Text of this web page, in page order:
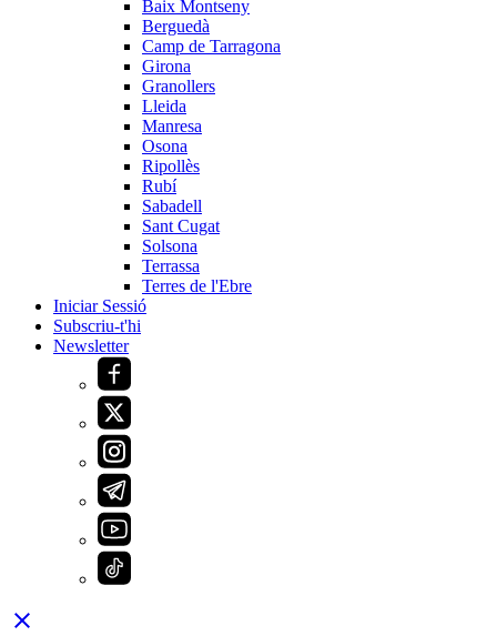
Baix Montseny
Berguedà
Camp de Tarragona
Girona
Granollers
Lleida
Manresa
Osona
Ripollès
Rubí
Sabadell
Sant Cugat
Solsona
Terrassa
Terres de l'Ebre
Iniciar Sessió
Subscriu-t'hi
Newsletter
close